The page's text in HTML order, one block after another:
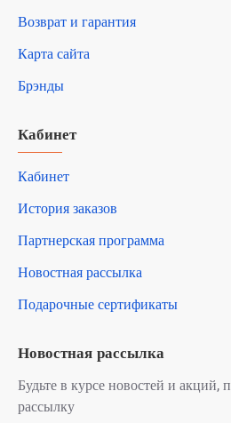
Возврат и гарантия
Карта сайта
Брэнды
Кабинет
Кабинет
История заказов
Партнерская программа
Новостная рассылка
Подарочные сертификаты
Новостная рассылка
Будьте в курсе новостей и
рассылку